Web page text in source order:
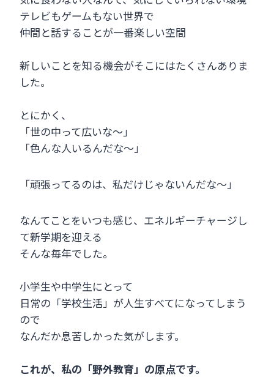
テレビもゲームもない世界で
仲間と話することが一番楽しい空間
新しいことを知る機会がそこにはたくさんありま
した。
とにかく、
「世の中って広いな～」
「色んな人いるんだな～」
「頑張ってるのは、私だけじゃないんだな～」
なんてことをいつも感じ、エネルギーチャージし
て新学期を迎える
そんな毎年でした。
小学生や中学生にとって
日常の「学校生活」が人生すべてになってしまう
ので
なんだか息苦しかった気がします。
これが、私の「野外教育」の原点です。